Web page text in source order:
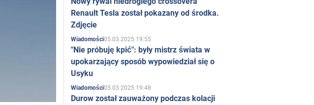
Renault Tesla został pokazany od środka.
Zdjęcie
Wiadomości05.03.2025 19:55
"Nie próbuję kpić": były mistrz świata w
upokarzający sposób wypowiedział się o
Usyku
Wiadomości05.03.2025 19:48
Durow został zauważony podczas kolacji